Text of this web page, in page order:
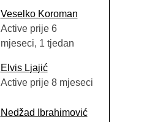
Veselko Koroman
Active prije 6
mjeseci, 1 tjedan
Elvis Ljajić
Active prije 8 mjeseci
Nedžad Ibrahimović